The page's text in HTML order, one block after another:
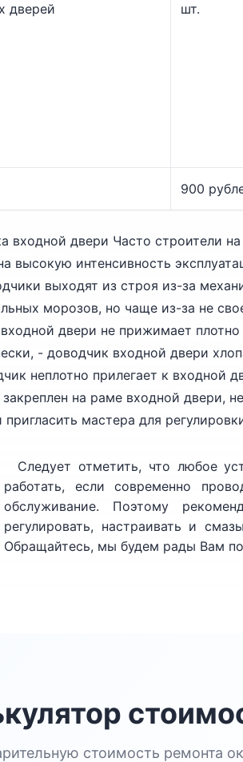
дверей
шт.
900
входной двери Часто строители
высокую интенсивность
выходят из строя из-за
морозов, но чаще из-за не
двери не прижимает
- доводчик входной двери
неплотно прилегает к входной
на раме входной двери,
мастера для
Следует отметить, что любое
работать, если современно
обслуживание. Поэтому
регулировать, настраивать и
Обращайтесь, мы будем рады Вам
стоимость ремонта